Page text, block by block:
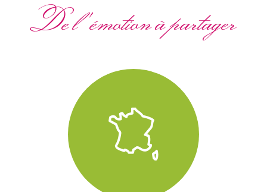
De l'émotion à partager